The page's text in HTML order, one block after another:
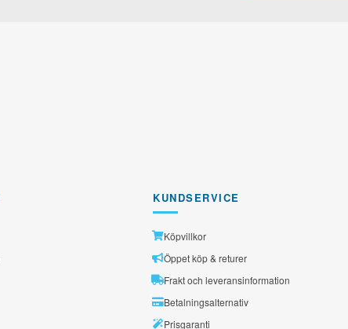
KUNDSERVICE
Köpvillkor
Öppet köp & returer
Frakt och leveransinformation
Betalningsalternativ
Prisgaranti